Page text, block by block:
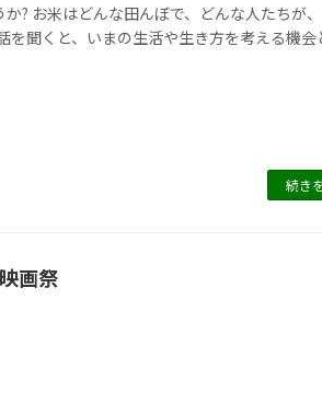
? お米はどんな田んぼで、どんな人たちが
聞くと、いまの生活や生き方を考える機会
続き
画祭